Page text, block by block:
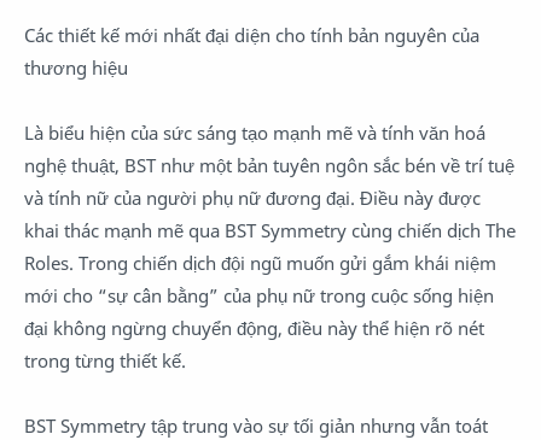
Các thiết kế mới nhất đại diện cho tính bản nguyên của
thương hiệu
Là biểu hiện của sức sáng tạo mạnh mẽ và tính văn hoá
nghệ thuật, BST như một bản tuyên ngôn sắc bén về trí tuệ
và tính nữ của người phụ nữ đương đại. Điều này được
khai thác mạnh mẽ qua BST Symmetry cùng chiến dịch The
Roles. Trong chiến dịch đội ngũ muốn gửi gắm khái niệm
mới cho “sự cân bằng” của phụ nữ trong cuộc sống hiện
đại không ngừng chuyển động, điều này thể hiện rõ nét
trong từng thiết kế.
BST Symmetry tập trung vào sự tối giản nhưng vẫn toát